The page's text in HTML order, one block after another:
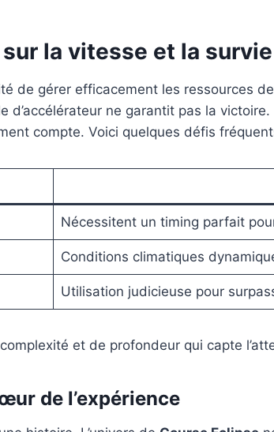
la vitesse et la
de gérer efficacement les ressources
d’accélérateur ne garantit pas la
compte. Voici quelques défis
Nécessitent un timing parfait
Conditions climatiques
Utilisation judicieuse pour
et de profondeur qui capte
de l’expérience